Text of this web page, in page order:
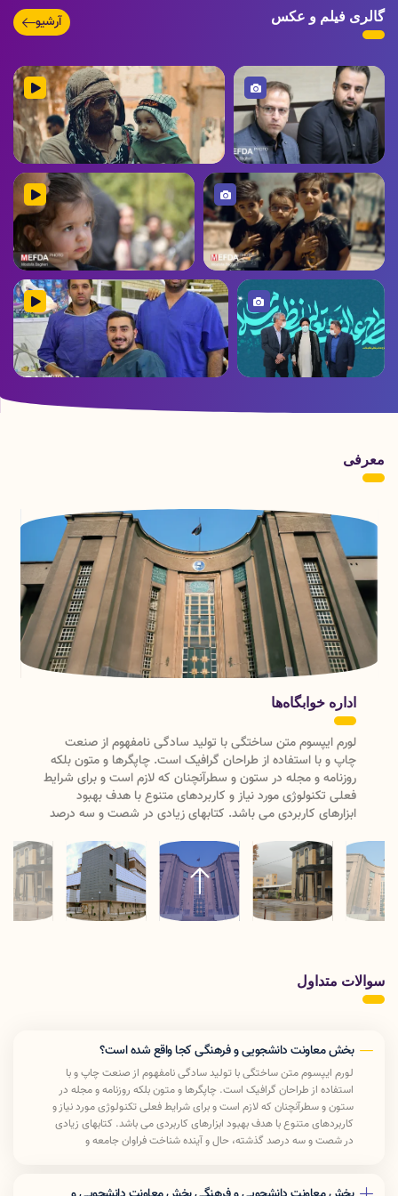
۱۰ مرداد ۱۴۰۲
بازدید کودکان مناطق محروم از مجتمع فرهنگی دلسا
۱۰ مرداد ۱۴۰۲
اطلاعیه ثبت نام خوابگاه متأهلی
۱۰ مرداد ۱۴۰۲
مسابقه‌ی «ایده شو» برگزار می‌شود.
گالری فیلم و عکس آرشیو
عزاداری و آیین گِل مالی
خردسالان حسینی در خرم
آباد
عزاداری و آیین گِل مالی خردسالان حسینی
در خرم آباد
تصویر
عزاداری و آیین گِل مالی خردسالان
حسینی در خرم آباد
ویدیو
عزاداری و آیین گِل مالی خردسالان
حسینی در خرم آباد
تصویر
خردسالان حسینی در خرم
ویدیو
در خرم آباد
معرفی
اداره خوابگاه‌ها
لورم ایپسوم متن ساختگی با تولید سادگی نامفهوم از صنعت
چاپ و با استفاده از طراحان گرافیک است. چاپگرها و متون بلکه
روزنامه و مجله در ستون و سطرآنچنان که لازم است و برای شرایط
فعلی تکنولوژی مورد نیاز و کاربردهای متنوع با هدف بهبود
ابزارهای کاربردی می باشد. کتابهای زیادی در شصت و سه درصد
طلبد تا با نرم افزارها شناخت بیشتری را برای طراحان رایانه ای
علی الخصوص طراحان خلاقی و فرهنگ پیشرو در زبان فارسی
ایجاد کرد. در این صورت می توان امید داشت که تمام و دشواری
موجود در ارائه راهکارها و شرایط سخت تایپ به پایان رسد وزمان
مورد نیاز شامل حروفچینی دستاوردهای اصلی و جوابگوی سوالات
سوالات متداول
بخش معاونت دانشجویی و فرهنگی کجا واقع شده است؟
لورم ایپسوم متن ساختگی با تولید سادگی نامفهوم از صنعت چاپ و با
استفاده از طراحان گرافیک است. چاپگرها و متون بلکه روزنامه و مجله در
ستون و سطرآنچنان که لازم است و برای شرایط فعلی تکنولوژی مورد نیاز و
کاربردهای متنوع با هدف بهبود ابزارهای کاربردی می باشد. کتابهای زیادی
در شصت و سه درصد گذشته، حال و آینده شناخت فراوان جامعه و
در این صورت می توان امید داشت که تمام و دشواری موجود در ارائه